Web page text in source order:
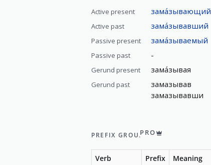
Active present зама́зывающий
Active past зама́зывавший
Passive present зама́зываемый
Passive past -
Gerund present зама́зывая
Gerund past
замазывав
замазывавши
PREFIX GROUPPRO
Verb Prefix
Meaning